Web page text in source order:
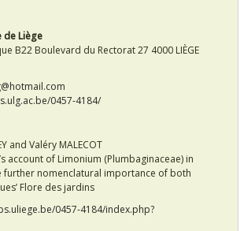
de Liège
B22 Boulevard du Rectorat 27 4000 LIÈGE
0457-4184/
and Valéry MALECOT
account of Limonium (Plumbaginaceae) in
further nomenclatural importance of both
Flore des jardins
0457-4184/index.php?